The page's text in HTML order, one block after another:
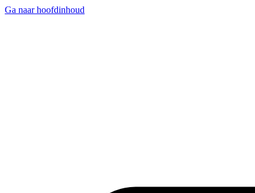
Ga naar hoofdinhoud